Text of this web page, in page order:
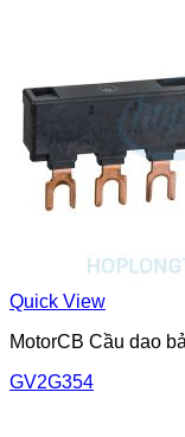
Quick View
MotorCB Cầu dao
GV2G354